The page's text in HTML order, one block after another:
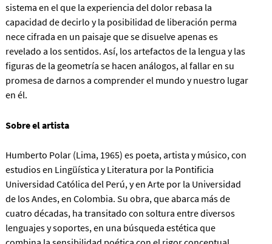
sistema en el que la experiencia del dolor rebasa la
capacidad de decirlo y la posibilidad de liberación perma
nece cifrada en un paisaje que se disuelve apenas es
revelado a los sentidos. Así, los artefactos de la lengua y las
figuras de la geometría se hacen análogos, al fallar en su
promesa de darnos a comprender el mundo y nuestro lugar
en él.
Sobre el artista
Humberto Polar (Lima, 1965) es poeta, artista y músico, con
estudios en Lingüística y Literatura por la Pontificia
Universidad Católica del Perú, y en Arte por la Universidad
de los Andes, en Colombia. Su obra, que abarca más de
cuatro décadas, ha transitado con soltura entre diversos
lenguajes y soportes, en una búsqueda estética que